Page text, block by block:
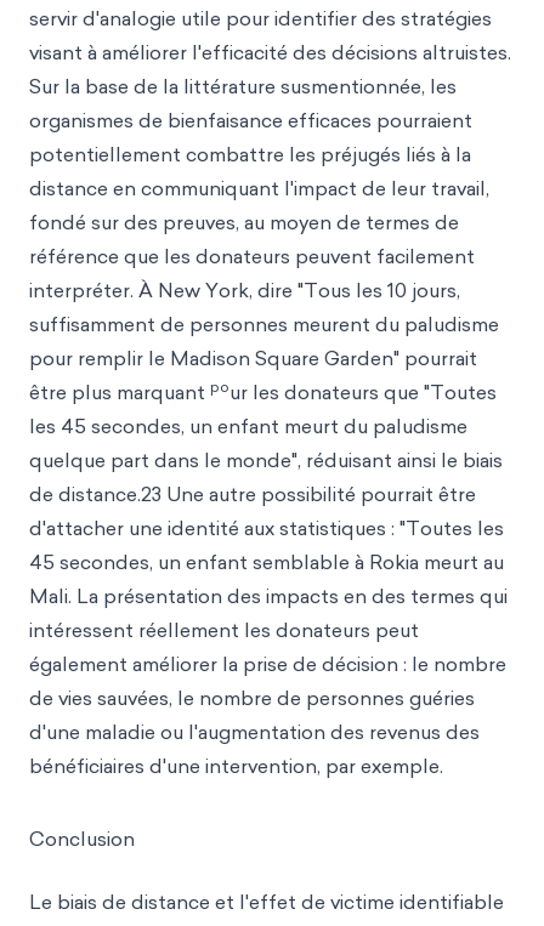
servir d'analogie utile pour identifier des stratégies
visant à améliorer l'efficacité des décisions altruistes.
Sur la base de la littérature susmentionnée, les
organismes de bienfaisance efficaces pourraient
potentiellement combattre les préjugés liés à la
distance en communiquant l'impact de leur travail,
fondé sur des preuves, au moyen de termes de
référence que les donateurs peuvent facilement
interpréter. À New York, dire "Tous les 10 jours,
suffisamment de personnes meurent du paludisme
pour remplir le Madison Square Garden" pourrait
être plus marquant pour les donateurs que "Toutes
les 45 secondes, un enfant meurt du paludisme
quelque part dans le monde", réduisant ainsi le biais
de distance.23 Une autre possibilité pourrait être
d'attacher une identité aux statistiques : "Toutes les
45 secondes, un enfant semblable à Rokia meurt au
Mali. La présentation des impacts en des termes qui
intéressent réellement les donateurs peut
également améliorer la prise de décision : le nombre
de vies sauvées, le nombre de personnes guéries
d'une maladie ou l'augmentation des revenus des
bénéficiaires d'une intervention, par exemple.
Conclusion
Le biais de distance et l'effet de victime identifiable